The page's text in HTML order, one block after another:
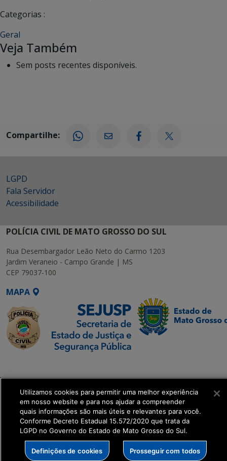
Categorias :
Geral
Veja Também
Sem posts recentes disponíveis.
Compartilhe:
LGPD
Fala Servidor
Acessibilidade
POLÍCIA CIVIL DE MATO GROSSO DO SUL
Rua Desembargador Leão Neto do Carmo 1203
Jardim Veraneio - Campo Grande | MS
CEP 79037-100
MAPA
Executiva de
Transformação Digital
get_footer();
Utilizamos cookies para permitir uma melhor experiência
em nosso website e para nos ajudar a compreender
quais informações são mais úteis e relevantes para você.
Conforme Decreto Estadual 15.572/2020 que trata da
LGPD no Governo do Estado de Mato Grosso do Sul.
Definições de cookies Prosseguir com todos